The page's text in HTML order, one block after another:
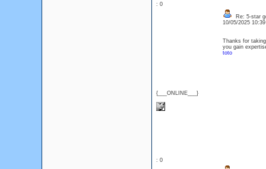
: 0
{___ONLINE___}
Re: 5-star
10/05/2025
Thanks for
you gain
toto
: 0